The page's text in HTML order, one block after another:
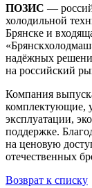
ПОЗИС —
холодильной
Брянске и
надёжных
на российский
Компания
комплектующие,
эксплуатации,
поддержке.
на ценовую
отечественных
Возврат к списку